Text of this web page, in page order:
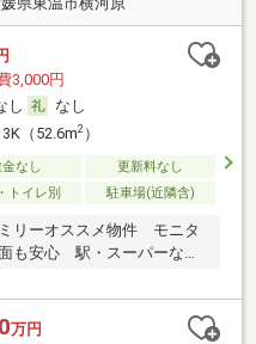
3,000円
し
なし
（52.6m2）
なし
更新料なし
トイレ別 駐車場(近隣含)
リーオススメ物件 モニタ
も安心 駅・スーパーなど
万円